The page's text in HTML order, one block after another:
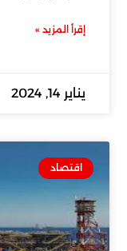
إقرأ المزيد »
يناير 14, 2024
اقتصاد